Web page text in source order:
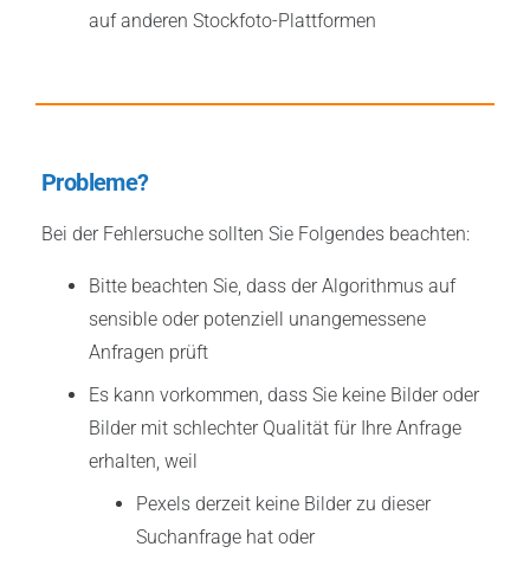
auf anderen Stockfoto-Plattformen
Probleme?
Bei der Fehlersuche sollten Sie Folgendes beachten:
Bitte beachten Sie, dass der Algorithmus auf
sensible oder potenziell unangemessene
Anfragen prüft
Es kann vorkommen, dass Sie keine Bilder oder
Bilder mit schlechter Qualität für Ihre Anfrage
erhalten, weil
Pexels derzeit keine Bilder zu dieser
Suchanfrage hat oder